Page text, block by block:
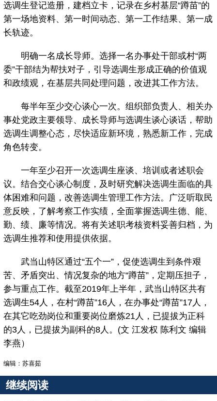
选调生登记造册，建档立卡，记录在乡村基层“蹲苗”的
第一场地资料、第一时间动态、第一工作结果、第一成
长轨迹。
明确一名成长导师。选择一名办事处干部或村“两
委”干部结为帮扶对子，引导选调生形成正确的价值观
和政绩观，在基层共同处理问题，改进其工作方法。
每半年至少交心谈心一次。组织部负责人、相关办
事处党政主要领导、成长导师与选调生谈心谈话，帮助
选调生调整心态，尽快适应新环境，熟悉新工作，完成
角色转变。
一年至少召开一次选调生座谈、培训或者述职会
议。结合交心谈心制度，及时研究解决选调生面临的具
体困难和问题，改善选调生管理工作方法。广泛听取民
意反映，了解考察工作实绩，全面掌握选调生德、能、
勤、绩、廉等情况。将有关述职考核资料妥善归档，为
选调生推荐和使用提供依据。
武当山特区通过“五个一”，促使选调生到条件艰
苦、矛盾突出、情况复杂的地方“蹲苗”，定期压担子，
参与重点工作。截至2019年上半年，武当山特区共有
选调生54人，在村“蹲苗”16人，在办事处“蹲苗”17人，
在其它吃劲岗位和重要岗位磨炼21人，已提拔为正科
的3人，已提拔为副科的8人。(文 江发权 陈利文 编辑
李燕）
编辑：苏喜茹
继续阅读